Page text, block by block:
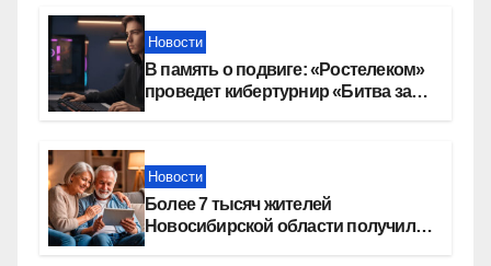
Новости
В память о подвиге: «Ростелеком»
проведет кибертурнир «Битва за
Новости
Более 7 тысяч жителей
Новосибирской области получили